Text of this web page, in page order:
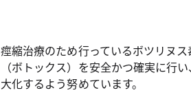
痙縮治療のため行っているボツリヌ
（ボトックス）を安全かつ確実に行
大化するよう努めています。